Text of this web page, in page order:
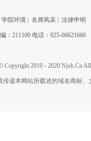
学院环境 名师风采 法律申明
：211100 电话：025-66621666
2010 - 2020 Njxh.Cn All
递本网站所载述的域名商标